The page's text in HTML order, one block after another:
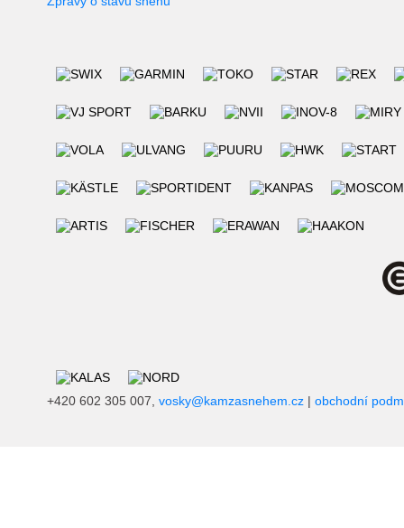
+420 602 305 007, vosky@kamzasnehem.cz | obchodní